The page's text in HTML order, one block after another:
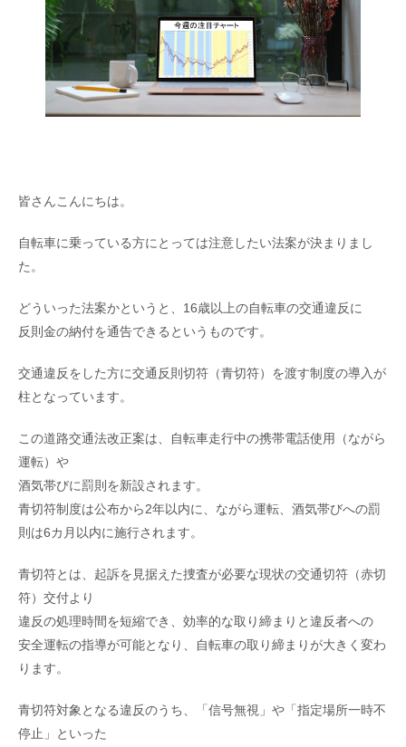
皆さんこんにちは。
自転車に乗っている方にとっては注意したい法案が決まりまし
た。
どういった法案かというと、16歳以上の自転車の交通違反に
反則金の納付を通告できるというものです。
交通違反をした方に交通反則切符（青切符）を渡す制度の導入が
柱となっています。
この道路交通法改正案は、自転車走行中の携帯電話使用（ながら
運転）や
酒気帯びに罰則を新設されます。
青切符制度は公布から2年以内に、ながら運転、酒気帯びへの罰
則は6カ月以内に施行されます。
青切符とは、起訴を見据えた捜査が必要な現状の交通切符（赤切
符）交付より
違反の処理時間を短縮でき、効率的な取り締まりと違反者への
安全運転の指導が可能となり、自転車の取り締まりが大きく変わ
ります。
青切符対象となる違反のうち、「信号無視」や「指定場所一時不
停止」といった